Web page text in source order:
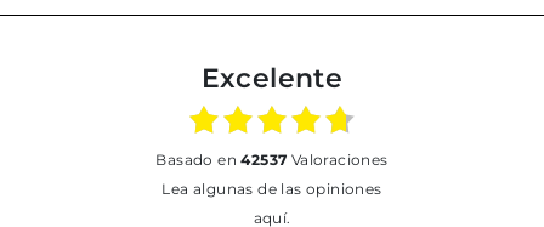
Excelente
basado en42537 Valoraciones
Lea algunas de las opiniones
aquí.